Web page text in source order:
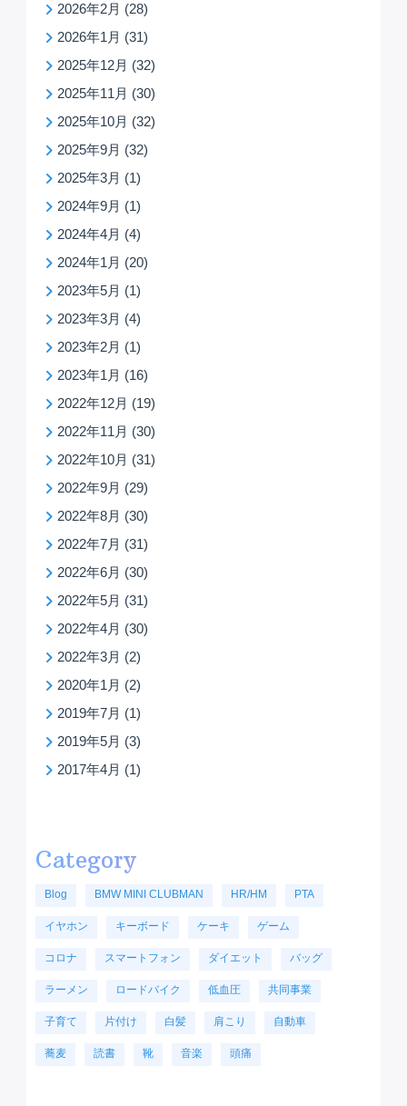
2026年2月 (28)
2026年1月 (31)
2025年12月 (32)
2025年11月 (30)
2025年10月 (32)
2025年9月 (32)
2025年3月 (1)
2024年9月 (1)
2024年4月 (4)
2024年1月 (20)
2023年5月 (1)
2023年3月 (4)
2023年2月 (1)
2023年1月 (16)
2022年12月 (19)
2022年11月 (30)
2022年10月 (31)
2022年9月 (29)
2022年8月 (30)
2022年7月 (31)
2022年6月 (30)
2022年5月 (31)
2022年4月 (30)
2022年3月 (2)
2020年1月 (2)
2019年7月 (1)
2019年5月 (3)
2017年4月 (1)
Category
Blog BMW MINI CLUBMAN HR/HM PTA
イヤホン キーボード ケーキ ゲーム
コロナ スマートフォン ダイエット バッグ
ラーメン ロードバイク 低血圧 共同事業
子育て 片付け 白髪 肩こり 自動車
蕎麦 読書 靴 音楽 頭痛